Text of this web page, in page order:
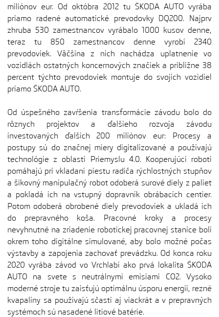
miliónov eur. Od októbra 2012 tu ŠKODA AUTO vyrába
priamo radené automatické prevodovky DQ200. Najprv
zhruba 530 zamestnancov vyrábalo 1000 kusov denne,
teraz tu 850 zamestnancov denne vyrobí 2340
prevodoviek. Väčšina z nich nachádza uplatnenie vo
vozidlách ostatných koncernových značiek a približne 38
percent týchto prevodoviek montuje do svojich vozidiel
priamo ŠKODA AUTO.
Od úspešného zavŕšenia transformácie závodu bolo do
rôznych projektov a ďalšieho rozvoja závodu
investovaných ďalších 200 miliónov eur: Procesy a
postupy sú do značnej miery digitalizované a používajú
technológie z oblasti Priemyslu 4.0. Kooperujúci roboti
pomáhajú pri vkladaní piestu radiča rýchlostných stupňov
a šikovný manipulačný robot odoberá surové diely z paliet
a pokladá ich na vstupný dopravník obrábacích centier.
Potom odoberá obrobené diely prevodoviek a ukladá ich
do prepravného koša. Pracovné kroky a procesy
nevyhnutné na zriadenie robotickej pracovnej stanice boli
okrem toho digitálne simulované, aby bolo možné počas
výstavby a zapojenia zachovať prevádzku. Od konca roku
2020 vyrába závod vo Vrchlabí ako prvá lokalita ŠKODA
AUTO na svete s neutrálnymi emisiami CO2. Vysoko
moderné stroje tu zaisťujú optimálnu úsporu energií, rezné
kvapaliny sa používajú sčasti aj viackrát a v prepravných
systémoch sú nasadené lítiové batérie.